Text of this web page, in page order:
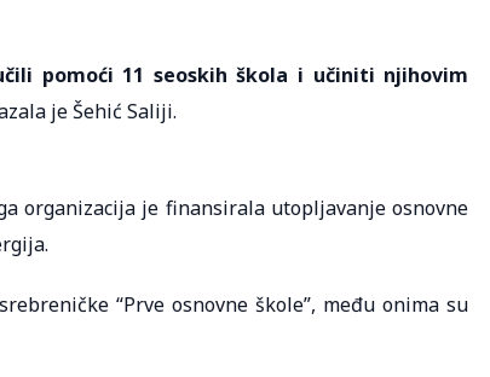
pomoći 11 seoskih škola i učiniti njihovim
je Šehić Saliji.
organizacija je finansirala utopljavanje osnovne
“Prve osnovne škole”, među onima su